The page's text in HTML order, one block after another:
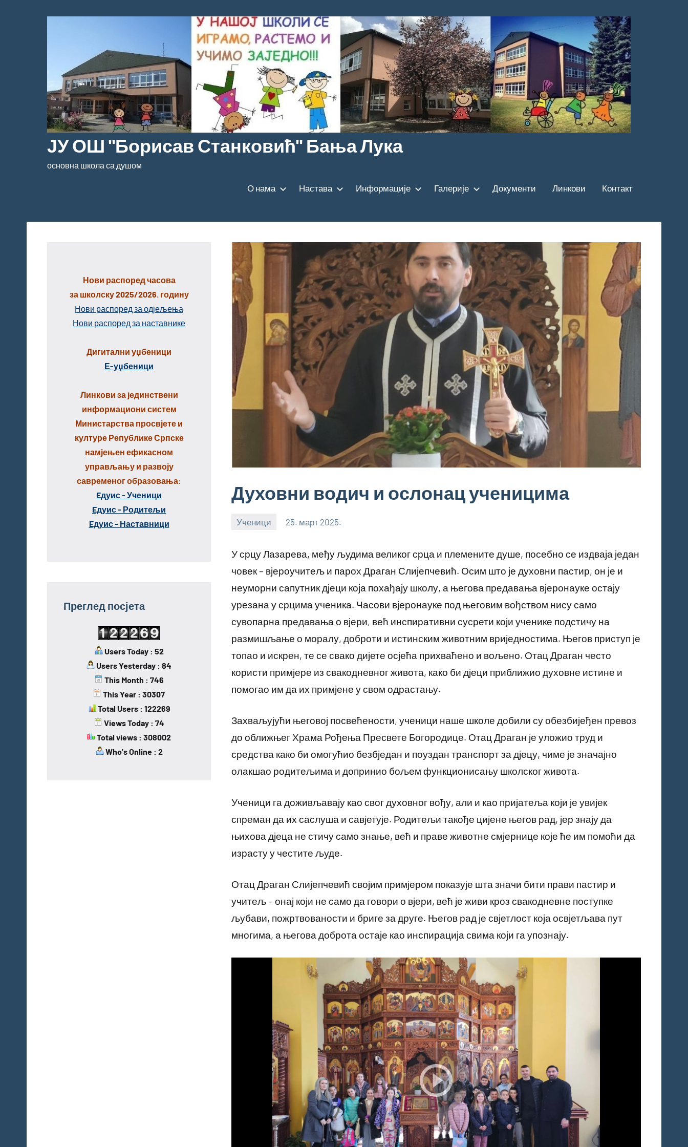
ЈУ ОШ "Борисав Станковић" Бања Лука
основна школа са душом
О нама Настава Информације Галерије Документи Линкови Контакт
Духовни водич и ослонац ученицима
Ученици 25. март 2025.
bstankovic
У срцу Лазарева, међу људима великог срца и племените душе, посебно се издваја један
човек – вјероучитељ и парох Драган Слијепчевић. Осим што је духовни пастир, он је и
неуморни сапутник дјеци која похађају школу, а његова предавања вјеронауке остају
урезана у срцима ученика. Часови вјеронауке под његовим вођством нису само
сувопарна предавања о вјери, већ инспиративни сусрети који ученике подстичу на
размишљање о моралу, доброти и истинским животним вриједностима. Његов приступ је
топао и искрен, те се свако дијете осјећа прихваћено и вољено. Отац Драган често
користи примјере из свакодневног живота, како би дјеци приближио духовне истине и
помогао им да их примјене у свом одрастању.
Захваљујући његовој посвећености, ученици наше школе добили су обезбијеђен превоз
до оближњег Храма Рођења Пресвете Богородице. Отац Драган је уложио труд и
средства како би омогућио безбједан и поуздан транспорт за дјецу, чиме је значајно
олакшао родитељима и допринио бољем функционисању школског живота.
Ученици га доживљавају као свог духовног вођу, али и као пријатеља који је увијек
спреман да их саслуша и савјетује. Родитељи такође цијене његов рад, јер знају да
њихова дјеца не стичу само знање, већ и праве животне смјернице које ће им помоћи да
израсту у честите људе.
Отац Драган Слијепчевић својим примјером показује шта значи бити прави пастир и
учитељ – онај који не само да говори о вјери, већ је живи кроз свакодневне поступке
љубави, пожртвованости и бриге за друге. Његов рад је свјетлост која освјетљава пут
многима, а његова доброта остаје као инспирација свима који га упознају.
Нови распоред часова
за школску 2025/2026. годину
Нови распоред за одјељења
Нови распоред за наставнике
Дигитални уџбеници
Е-уџбеници
Линкови за јединствени
информациони систем
Министарства просвјете и
културе Републике Српске
намјењен ефикасном
управљању и развоју
савременог образовања:
Eдуис - Ученици
Eдуис - Родитељи
Eдуис - Наставници
Преглед посјета
Users Today : 52
Users Yesterday : 84
This Month : 746
This Year : 30307
Total Users : 122269
Views Today : 74
Total views : 308002
Who's Online : 2